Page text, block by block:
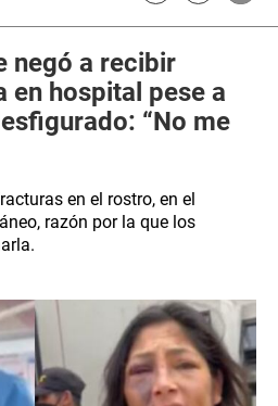
negó a recibir
en hospital pese a
“No me
en el rostro, en el
razón por la que los